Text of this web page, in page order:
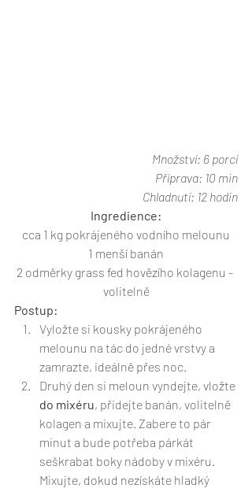
Množství: 6 porcí
Příprava: 10 min
Chladnutí: 12 hodin
Ingredience:
cca 1 kg pokrájeného vodního melounu
1 menší banán
2 odměrky grass fed hovězího kolagenu -
volitelně
Postup:
Vyložte si kousky pokrájeného
melounu na tác do jedné vrstvy a
zamrazte, ideálně přes noc.
Druhý den si meloun vyndejte, vložte
do mixéru, přidejte banán, volitelně
kolagen a mixujte. Zabere to pár
minut a bude potřeba párkát
seškrabat boky nádoby v mixéru.
Mixujte, dokud nezískáte hladký